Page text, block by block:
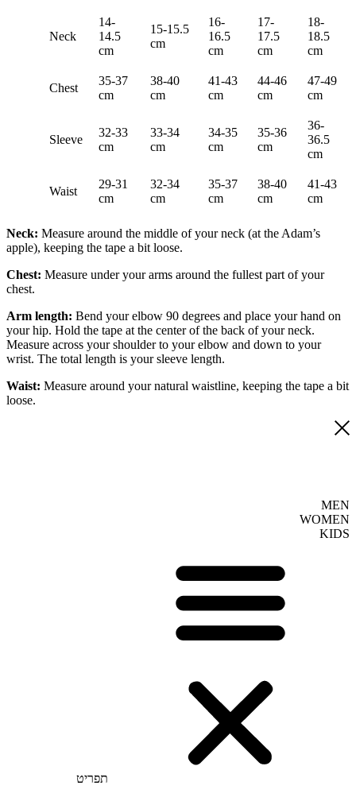
Neck
14-
14.5
cm
15-15.5
cm
16-
16.5
cm
17-
17.5
cm
18-
18.5
cm
Chest
35-37
cm
38-40
cm
41-43
cm
44-46
cm
47-49
cm
Sleeve
32-33
cm
33-34
cm
34-35
cm
35-36
cm
36-
36.5
cm
Waist
29-31
cm
32-34
cm
35-37
cm
38-40
cm
41-43
cm
Neck: Measure around the middle of your neck (at the Adam’s
apple), keeping the tape a bit loose.
Chest: Measure under your arms around the fullest part of your
chest.
Arm length: Bend your elbow 90 degrees and place your hand on
your hip. Hold the tape at the center of the back of your neck.
Measure across your shoulder to your elbow and down to your
wrist. The total length is your sleeve length.
Waist: Measure around your natural waistline, keeping the tape a bit
loose.
MEN
WOMEN
KIDS
תפריט